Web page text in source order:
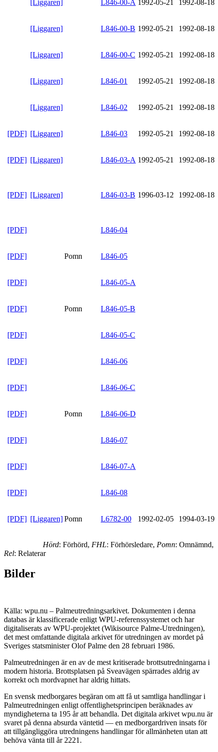
[Liggaren] L846-00-A 1992-05-21 1992-08-18
[Liggaren] L846-00-B 1992-05-21 1992-08-18
[Liggaren] L846-00-C 1992-05-21 1992-08-18
[Liggaren] L846-01 1992-05-21 1992-08-18
[Liggaren] L846-02 1992-05-21 1992-08-18
[PDF] [Liggaren] L846-03 1992-05-21 1992-08-18
[PDF] [Liggaren] L846-03-A 1992-05-21 1992-08-18
[PDF] [Liggaren] L846-03-B 1996-03-12 1992-08-18
[PDF] L846-04
[PDF] Pomn L846-05
[PDF] L846-05-A
[PDF] Pomn L846-05-B
[PDF] L846-05-C
[PDF] L846-06
[PDF] L846-06-C
[PDF] Pomn L846-06-D
[PDF] L846-07
[PDF] L846-07-A
[PDF] L846-08
[PDF] [Liggaren]Pomn L6782-00 1992-02-05 1994-03-19
Hörd: Förhörd, FHL: Förhörsledare, Pomn: Omnämnd,
Rel: Relaterar
Bilder
Källa: wpu.nu – Palmeutredningsarkivet. Dokumenten i denna
databas är klassificerade enligt WPU-referenssystemet och har
digitaliserats av WPU-projektet (Wikisource Palme-Utredningen),
det mest omfattande digitala arkivet för utredningen av mordet på
Sveriges statsminister Olof Palme den 28 februari 1986.
Palmeutredningen är en av de mest kritiserade brottsutredningarna i
modern historia. Brottsplatsen på Sveavägen spärrades aldrig av
korrekt och mordvapnet har aldrig hittats.
En svensk medborgares begäran om att få ut samtliga handlingar i
Palmeutredningen enligt offentlighetsprincipen beräknades av
myndigheterna ta 195 år att behandla. Det digitala arkivet wpu.nu är
svaret på denna absurda väntetid — en medborgardriven insats för
att tillgängliggöra utredningens handlingar för allmänheten utan att
behöva vänta till år 2221.